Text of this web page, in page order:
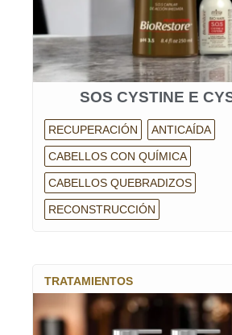
SOS CYSTINE E
RECUPERACIÓN ANTICAÍDA
CABELLOS CON QUÍMICA
CABELLOS QUEBRADIZOS
RECONSTRUCCIÓN
TRATAMIENTOS